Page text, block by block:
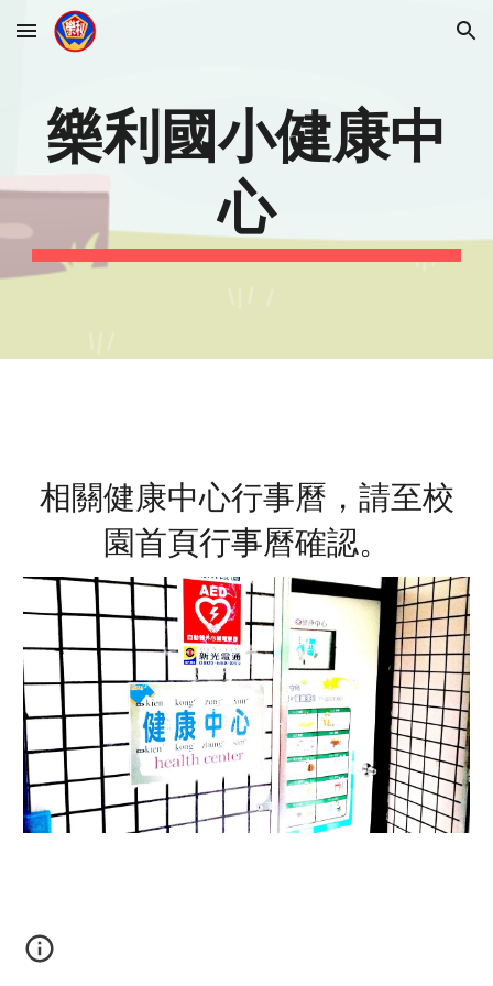
Skip to main content Skip to navigation
樂利國小健康中
心
相關健康中心行事曆，請至校
園首頁行事曆確認。